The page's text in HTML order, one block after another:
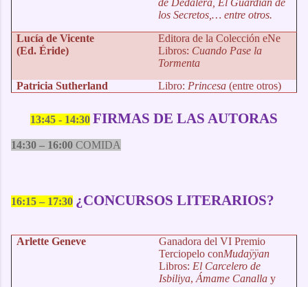
de Dedalera, El Guardián de
los Secretos,… entre otros.
Lucía de Vicente
(Ed. Éride)
Editora de la Colección eNe
Libros: Cuando Pase la
Tormenta
Patricia Sutherland
Libro: Princesa(entre otros)
13:45 - 14:30 FIRMAS DE LAS AUTORAS
14:30 – 16:00 COMIDA
16:15 – 17:30 ¿CONCURSOS LITERARIOS?
Arlette Geneve
Ganadora del VI Premio
Terciopelo conMudaÿÿan
Libros: El Carcelero de
Isbiliya,Ámame Canalla y